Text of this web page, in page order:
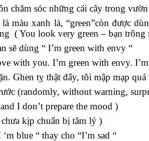
chăm sóc những cái cây trong
màu xanh lá, “green”còn được
( You look very green – bạn trông
sẽ dùng “ I’m green with envy “
with you. I’m green with envy.
Ghen tỵ thật đấy, tôi mập mạp quá
(randomly, without warning,
I don’t prepare the mood )
kịp chuẩn bị tâm lý )
blue “ thay cho “I’m sad “